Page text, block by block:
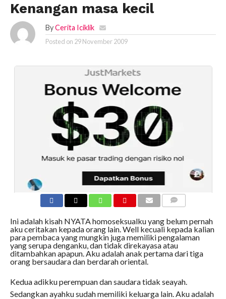
Kenangan masa kecil
By Cerita Iciklik
Posted on 29 November 2009
Ini adalah kisah NYATA homoseksualku yang belum pernah
aku ceritakan kepada orang lain. Well kecuali kepada kalian
para pembaca yang mungkin juga memiliki pengalaman
yang serupa denganku, dan tidak direkayasa atau
ditambahkan apapun. Aku adalah anak pertama dari tiga
orang bersaudara dan berdarah oriental.
Kedua adikku perempuan dan saudara tidak seayah.
Sedangkan ayahku sudah memiliki keluarga lain. Aku adalah